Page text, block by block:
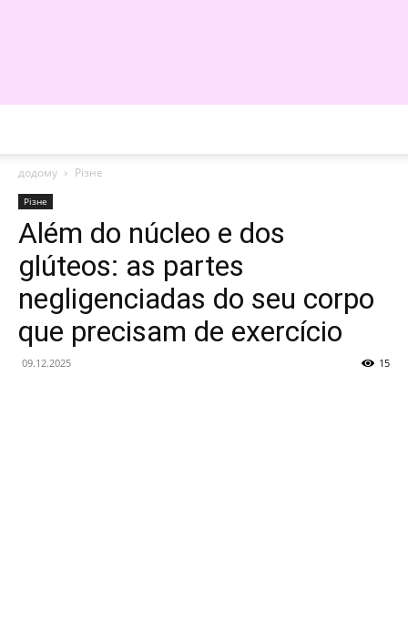
додому
Різне
Різне
Além do núcleo e dos
glúteos: as partes
negligenciadas do seu corpo
que precisam de exercício
09.12.2025 15